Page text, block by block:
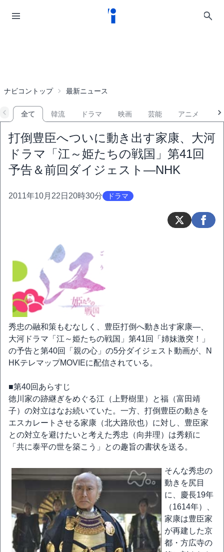
ナビコントップ 最新ニュース
全て 韓流 ドラマ 映画 芸能 アニメ
打倒豊臣へついに動き出す家康、大河
ドラマ「江～姫たちの戦国」第41回
予告＆前回ダイジェスト―NHK
2011年10月22日20時30分 ドラマ
秀忠の融和策もむなしく、豊臣打倒へ動き出す家康―、
大河ドラマ「江～姫たちの戦国」第41回「姉妹激突！」
の予告と第40回「親の心」の5分ダイジェスト動画が、N
HKテレマップMOVIEに配信されている。
■第40回あらすじ
徳川家の跡継ぎをめぐる江（上野樹里）と福（富田靖
子）の対立はなお続いていた。一方、打倒豊臣の動きを
エスカレートさせる家康（北大路欣也）に対し、豊臣家
との対立を避けたいと考えた秀忠（向井理）は秀頼に
「共に泰平の世を築こう」との趣旨の書状を送る。
そんな秀忠の
動きを尻目
に、慶長19年
（1614年）、
家康は豊臣家
が再建した京
都・方広寺の